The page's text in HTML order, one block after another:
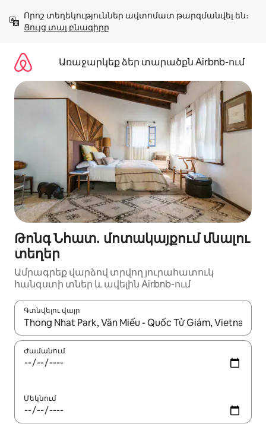
բովանդակությանը
Ցույց տալ բնագիրը
Առաջարկեք ձեր տարածքն Airbnb-ում
Թոնգ Նհատ․ մոտակայքում մնալու
տեղեր
Ամրագրեք վարձով տրվող յուրահատուկ
հանգստի տներ և ավելին Airbnb-ում
Գտնվելու վայր
Երբ արդյունքները հասանելի լինեն, սլաքների
Ժամանում
Մեկնում